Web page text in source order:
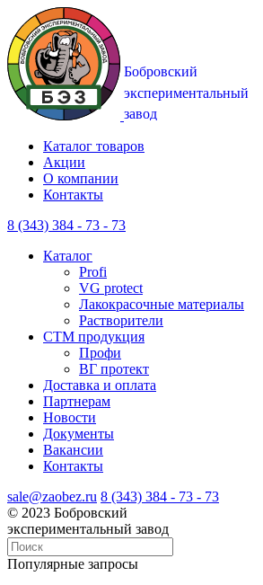
Каталог товаров
Акции
О компании
Контакты
8 (343) 384 - 73 - 73
Каталог
Profi
VG protect
Лакокрасочные материалы
Растворители
CTM продукция
Профи
ВГ протект
Доставка и оплата
Партнерам
Новости
Документы
Вакансии
Контакты
sale@zaobez.ru 8 (343) 384 - 73 - 73
© 2023 Бобровский
экспериментальный завод
Популярные запросы